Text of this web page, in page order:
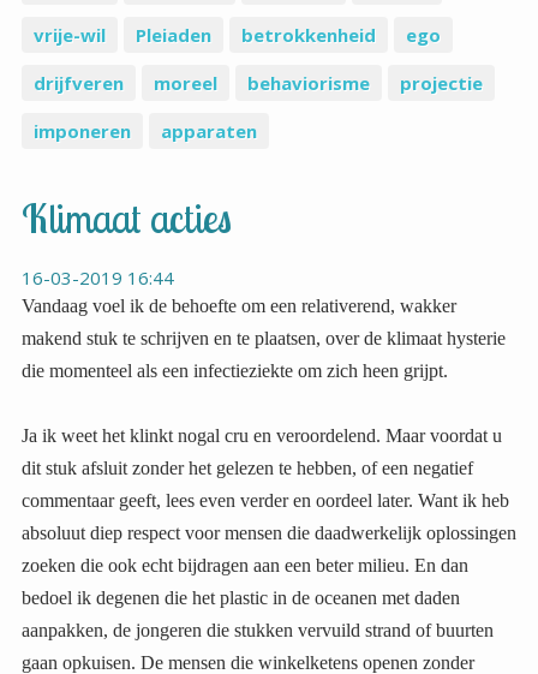
vrije-wil
Pleiaden betrokkenheid
ego
drijfveren
moreel behaviorisme
projectie
imponeren
apparaten
Klimaat acties
16-03-2019 16:44
Vandaag voel ik de behoefte om een relativerend, wakker
makend stuk te schrijven en te plaatsen, over de klimaat hysterie
die momenteel als een infectieziekte om zich heen grijpt.
Ja ik weet het klinkt nogal cru en veroordelend. Maar voordat u
dit stuk afsluit zonder het gelezen te hebben, of een negatief
commentaar geeft, lees even verder en oordeel later. Want ik heb
absoluut diep respect voor mensen die daadwerkelijk oplossingen
zoeken die ook echt bijdragen aan een beter milieu. En dan
bedoel ik degenen die het plastic in de oceanen met daden
aanpakken, de jongeren die stukken vervuild strand of buurten
gaan opkuisen. De mensen die winkelketens openen zonder
plastic verpakkingen. Chapeau! Daar hebben we wat aan. Als er
dan ook nog wat meer educatie wordt geboden over het
verantwoord omgaan met wat je koopt en gebruikt. (Elektrische
auto’s zijn aantoonbaar meer vervuilend dan dieselauto’s bij
voorbeeld. Dat je voedsel in plastic verpakking beter kunt laten
liggen en in je eigen tas los meenemen etc. dan gaat het zeker
vooruit. Al dit soort persoonlijke en groeps-initiatieven juich ik
toe en ben zelf ook bewust bezig waar mogelijk. Maar daar wil